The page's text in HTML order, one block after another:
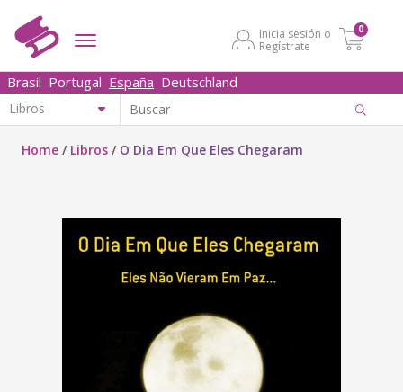
Inicia sesión o
Regístrate
0
Brasil Portugal España Deutschland
Home / Libros / O Dia Em Que Eles Chegaram